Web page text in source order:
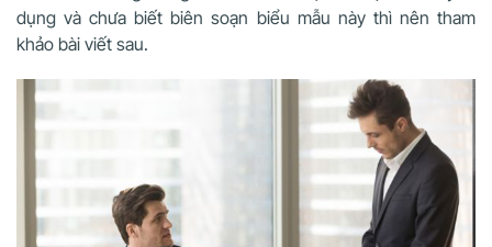
dụng và chưa biết biên soạn biểu mẫu này thì nên tham
khảo bài viết sau.